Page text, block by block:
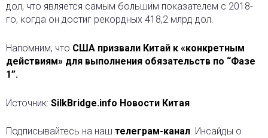
дол, что является самым большим показателем с 2018-
го, когда он достиг рекордных 418,2 млрд дол.
Напомним, что США призвали Китай к «конкретным
действиям» для выполнения обязательств по “Фазе
1”.
Источник: SilkBridge.info Новости Китая
Подписывайтесь на наш телеграм-канал. Инсайды о